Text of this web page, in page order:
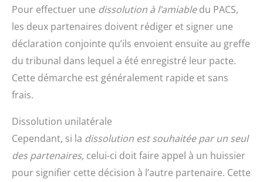
Pour effectuer une dissolution à l’amiabledu PACS,
les deux partenaires doivent rédiger et signer une
déclaration conjointe qu’ils envoient ensuite au greffe
du tribunal dans lequel a été enregistré leur pacte.
Cette démarche est généralement rapide et sans
frais.
Dissolution unilatérale
Cependant, si la dissolution est souhaitée par un seul
des partenaires, celui-ci doit faire appel à un huissier
pour signifier cette décision à l’autre partenaire. Cette